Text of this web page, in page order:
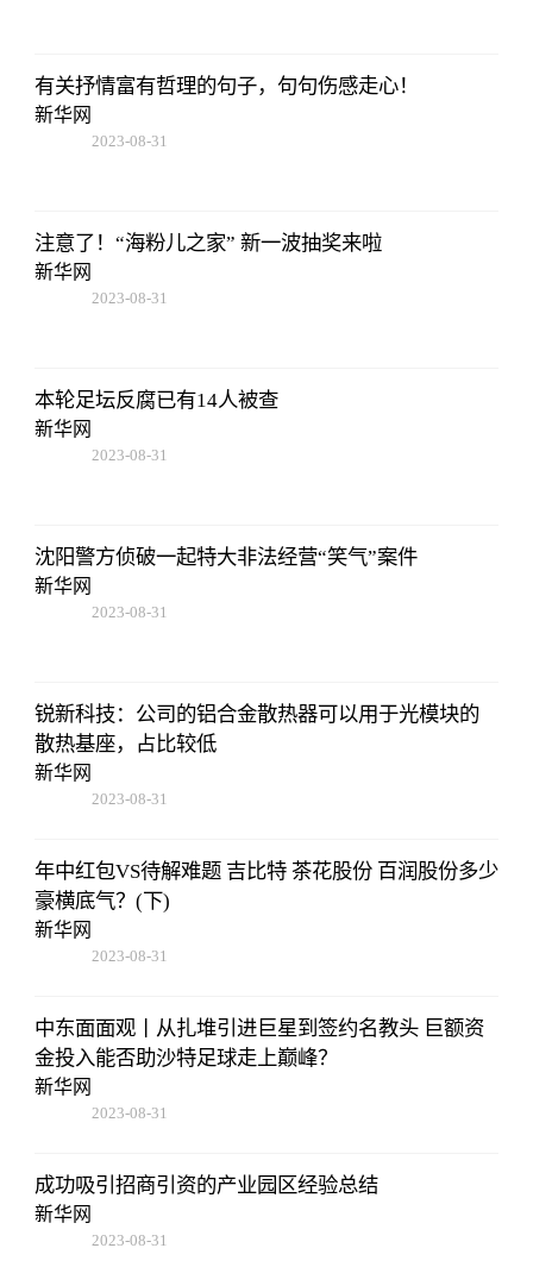
有关抒情富有哲理的句子，句句伤感走心！
新华网
2023-08-31
注意了！“海粉儿之家” 新一波抽奖来啦
新华网
2023-08-31
本轮足坛反腐已有14人被查
新华网
2023-08-31
沈阳警方侦破一起特大非法经营“笑气”案件
新华网
2023-08-31
锐新科技：公司的铝合金散热器可以用于光模块的
散热基座，占比较低
新华网
2023-08-31
年中红包VS待解难题 吉比特 茶花股份 百润股份多少
豪横底气？(下)
新华网
2023-08-31
中东面面观丨从扎堆引进巨星到签约名教头 巨额资
金投入能否助沙特足球走上巅峰？
新华网
2023-08-31
成功吸引招商引资的产业园区经验总结
新华网
2023-08-31